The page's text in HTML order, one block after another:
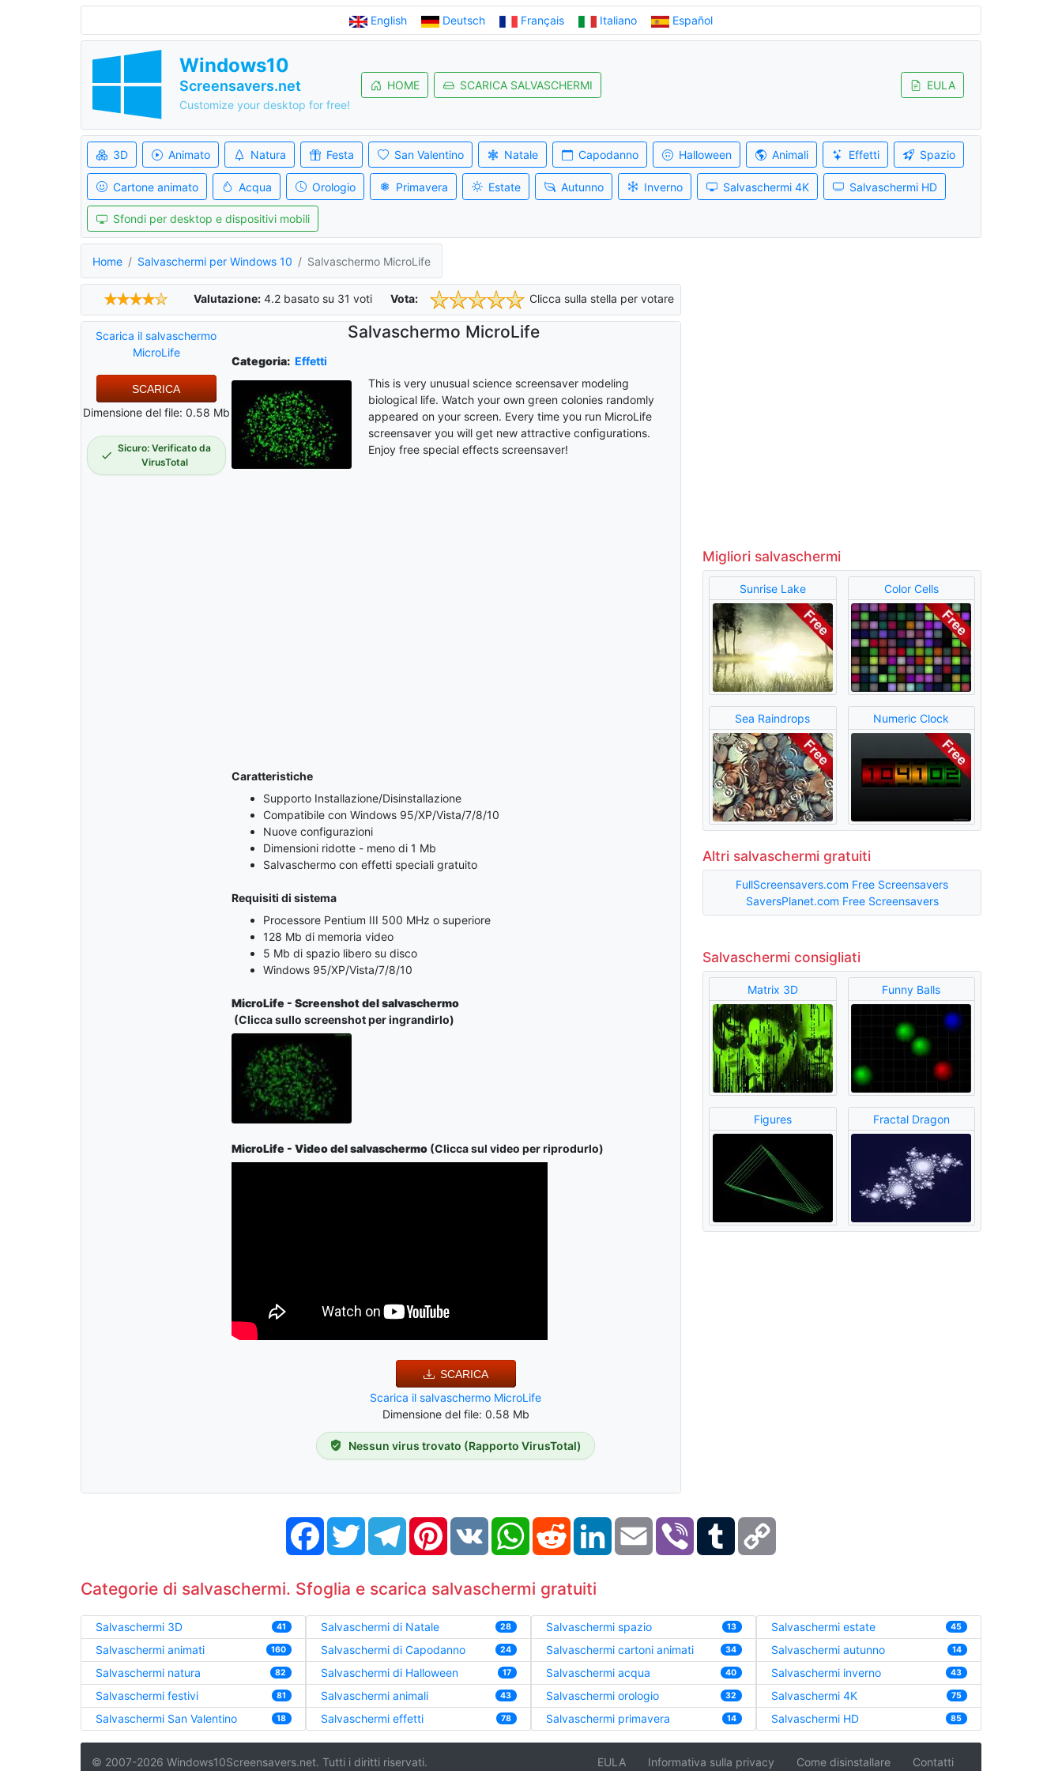
English Deutsch Français Italiano Español
Windows10
Screensavers.net
Customize your desktop for free!
HOME SCARICA SALVASCHERMI EULA
3D Animato Natura Festa San Valentino Natale Capodanno Halloween Animali Effetti Spazio
Cartone animato Acqua Orologio Primavera Estate Autunno Inverno Salvaschermi 4K Salvaschermi HD
Sfondi per desktop e dispositivi mobili
Home Salvaschermi per Windows 10 Salvaschermo MicroLife
Valutazione: 4.2 basato su 31 voti Vota: Clicca sulla stella per votare
Scarica il salvaschermo
MicroLife
SCARICA
Dimensione del file: 0.58 Mb
Sicuro: Verificato da
VirusTotal
Salvaschermo MicroLife
Categoria: Effetti
This is very unusual science screensaver modeling
biological life. Watch your own green colonies randomly
appeared on your screen. Every time you run MicroLife
screensaver you will get new attractive configurations.
Enjoy free special effects screensaver!
Caratteristiche
Supporto Installazione/Disinstallazione
Compatibile con Windows 95/XP/Vista/7/8/10
Nuove configurazioni
Dimensioni ridotte - meno di 1 Mb
Salvaschermo con effetti speciali gratuito
Requisiti di sistema
Processore Pentium III 500 MHz o superiore
128 Mb di memoria video
5 Mb di spazio libero su disco
Windows 95/XP/Vista/7/8/10
MicroLife - Screenshot del salvaschermo
(Clicca sullo screenshot per ingrandirlo)
MicroLife - Video del salvaschermo(Clicca sul video per riprodurlo)
SCARICA
Scarica il salvaschermo MicroLife
Dimensione del file: 0.58 Mb
Nessun virus trovato (Rapporto VirusTotal)
Migliori salvaschermi
Sunrise Lake Color Cells
Sea Raindrops Numeric Clock
Altri salvaschermi gratuiti
FullScreensavers.com Free Screensavers
SaversPlanet.com Free Screensavers
Salvaschermi consigliati
Matrix 3D Funny Balls
Figures Fractal Dragon
FacebookTwitter TelegramPinterestVK WhatsAppReddit LinkedIn Email Viber Tumblr
Categorie di salvaschermi. Sfoglia e scarica salvaschermi gratuiti
Salvaschermi 3D 41
Salvaschermi animati 160
Salvaschermi natura 82
Salvaschermi festivi 81
Salvaschermi San Valentino 18
Salvaschermi di Natale 28
Salvaschermi di Capodanno 24
Salvaschermi di Halloween 17
Salvaschermi animali 43
Salvaschermi effetti 78
Salvaschermi spazio 13
Salvaschermi cartoni animati 34
Salvaschermi acqua 40
Salvaschermi orologio 32
Salvaschermi primavera 14
Salvaschermi estate 45
Salvaschermi autunno 14
Salvaschermi inverno 43
Salvaschermi 4K 75
Salvaschermi HD 85
© 2007-2026 Windows10Screensavers.net. Tutti i diritti riservati. EULA Informativa sulla privacy Come disinstallare Contatti